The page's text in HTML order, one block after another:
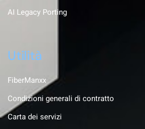
AI Legacy Porting
Utilità
FiberManxx
Condizioni generali di contratto
Carta dei servizi